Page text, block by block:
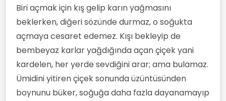
Biri açmak için kış gelip karın yağmasını
beklerken, diğeri sözünde durmaz, o soğukta
açmaya cesaret edemez. Kışı bekleyip de
bembeyaz karlar yağdığında açan çiçek yani
kardelen, her yerde sevdiğini arar; ama bulamaz.
Ümidini yitiren çiçek sonunda üzüntüsünden
boynunu büker, soğuğa daha fazla dayanamayıp